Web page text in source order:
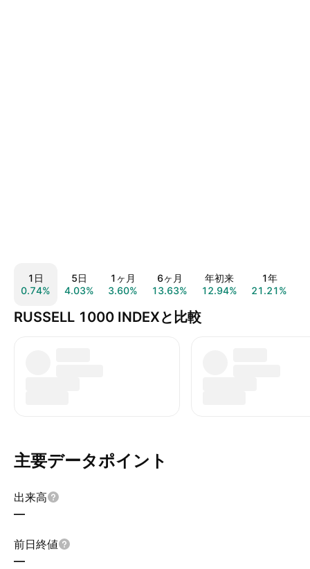
1日
0.74%
5日
4.03%
1ヶ月
3.60%
6ヶ月
13.63%
年初来
12.94%
1年
21.21%
RUSSELL 1000 INDEXと比較
主要データポイント
出来高
—
前日終値
—